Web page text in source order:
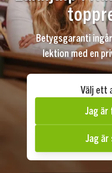
Betygsgaranti
lektion med en
Välj ett
Jag
Jag